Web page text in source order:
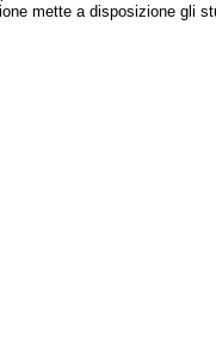
mette a disposizione gli